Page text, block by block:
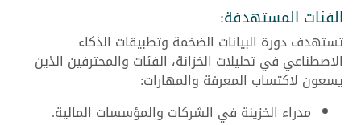
الفئات المستهدفة:
تستهدف دورة البيانات الضخمة وتطبيقات الذكاء
الاصطناعي في تحليلات الخزانة، الفئات والمحترفين الذين
يسعون لاكتساب المعرفة والمهارات:
مدراء الخزينة في الشركات والمؤسسات المالية.